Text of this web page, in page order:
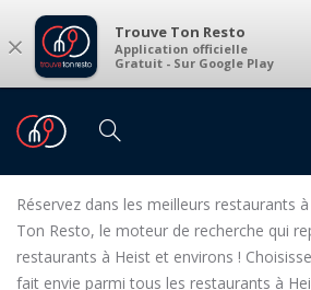
× Trouve Ton Resto
Application officielle
Gratuit - Sur Google Play
Restaurants
Restaurants à Heist et environs
Réservez dans les meilleurs restaurants
Ton Resto, le moteur de recherche qui
restaurants à Heist et environs !
fait envie parmi tous les restaurants à